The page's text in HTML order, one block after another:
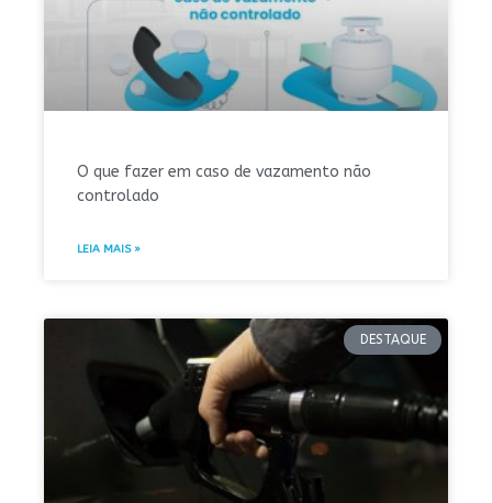
O que fazer em caso de vazamento não
controlado
LEIA MAIS »
DESTAQUE